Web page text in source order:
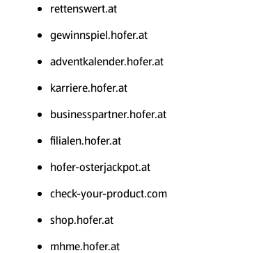
rettenswert.at
gewinnspiel.hofer.at
adventkalender.hofer.at
karriere.hofer.at
businesspartner.hofer.at
filialen.hofer.at
hofer-osterjackpot.at
check-your-product.com
shop.hofer.at
mhme.hofer.at